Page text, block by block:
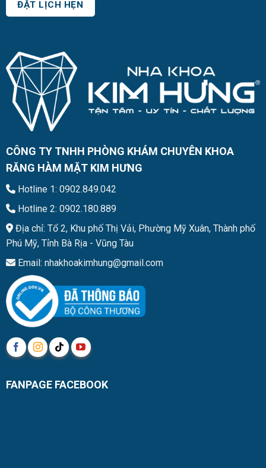
CÔNG TY TNHH PHÒNG KHÁM CHUYÊN KHOA
RĂNG HÀM MẶT KIM HƯNG
Hotline 1: 0902.849.042
Hotline 2: 0902.180.889
Địa chỉ: Tổ 2, Khu phố Thị Vải, Phường Mỹ Xuân, Thành phố
Phú Mỹ, Tỉnh Bà Rịa - Vũng Tàu
Email: nhakhoakimhung@gmail.com
FANPAGE FACEBOOK